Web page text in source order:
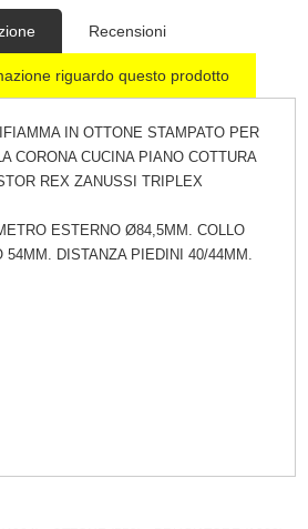
Recensioni
riguardo questo prodotto
IN OTTONE STAMPATO PER
CORONA CUCINA PIANO COTTURA
REX ZANUSSI TRIPLEX
ESTERNO Ø84,5MM. COLLO
54MM. DISTANZA PIEDINI 40/44MM.